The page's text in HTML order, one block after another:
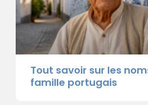
Tout savoir sur les
famille portugais